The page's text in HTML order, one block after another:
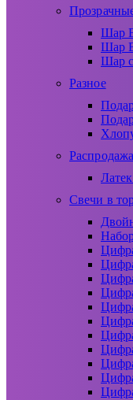
Шар
Шар
Шар
Разное
Распродажа
Свечи в